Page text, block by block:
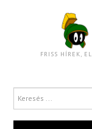
FRISS HÍREK,